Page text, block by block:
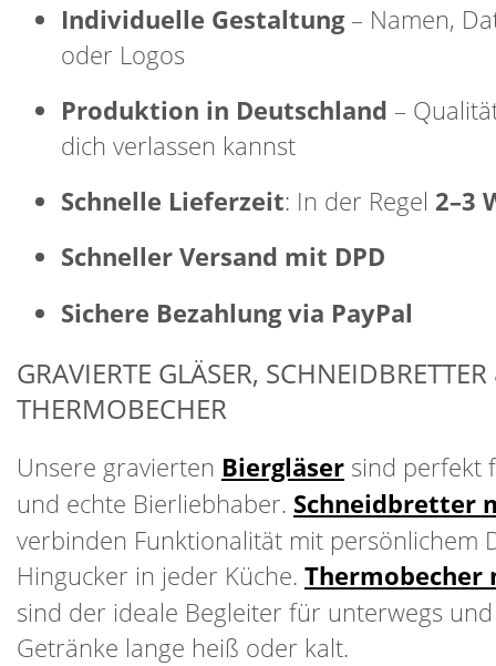
Individuelle Gestaltung– Namen,
oder Logos
Produktion in Deutschland –
dich verlassen kannst
Schnelle Lieferzeit: In der Regel 2–3
Schneller Versand mit DPD
Sichere Bezahlung via PayPal
GRAVIERTE GLÄSER,
THERMOBECHER
Unsere gravierten Biergläser sind perfekt
und echte Bierliebhaber. Schneidbretter
verbinden Funktionalität mit persönlichem
Hingucker in jeder Küche. Thermobecher
sind der ideale Begleiter für unterwegs
Getränke lange heiß oder kalt.